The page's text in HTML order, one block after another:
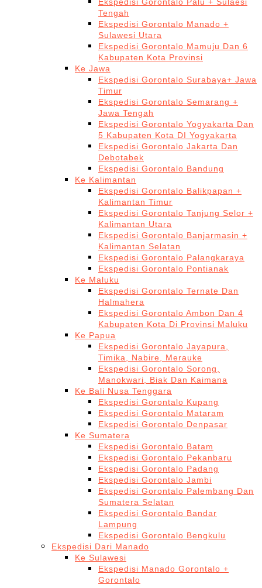
Tengah
Ekspedisi Gorontalo Manado +
Sulawesi Utara
Ekspedisi Gorontalo Mamuju Dan 6
Kabupaten Kota Provinsi
Ke Jawa
Ekspedisi Gorontalo Surabaya+ Jawa
Timur
Ekspedisi Gorontalo Semarang +
Jawa Tengah
Ekspedisi Gorontalo Yogyakarta Dan
5 Kabupaten Kota DI Yogyakarta
Ekspedisi Gorontalo Jakarta Dan
Debotabek
Ekspedisi Gorontalo Bandung
Ke Kalimantan
Ekspedisi Gorontalo Balikpapan +
Kalimantan Timur
Ekspedisi Gorontalo Tanjung Selor +
Kalimantan Utara
Ekspedisi Gorontalo Banjarmasin +
Kalimantan Selatan
Ekspedisi Gorontalo Palangkaraya
Ekspedisi Gorontalo Pontianak
Ke Maluku
Ekspedisi Gorontalo Ternate Dan
Halmahera
Ekspedisi Gorontalo Ambon Dan 4
Kabupaten Kota Di Provinsi Maluku
Ke Papua
Ekspedisi Gorontalo Jayapura,
Timika, Nabire, Merauke
Ekspedisi Gorontalo Sorong,
Manokwari, Biak Dan Kaimana
Ke Bali Nusa Tenggara
Ekspedisi Gorontalo Kupang
Ekspedisi Gorontalo Mataram
Ekspedisi Gorontalo Denpasar
Ke Sumatera
Ekspedisi Gorontalo Batam
Ekspedisi Gorontalo Pekanbaru
Ekspedisi Gorontalo Padang
Ekspedisi Gorontalo Jambi
Ekspedisi Gorontalo Palembang Dan
Sumatera Selatan
Ekspedisi Gorontalo Bandar
Lampung
Ekspedisi Gorontalo Bengkulu
Ekspedisi Dari Manado
Ke Sulawesi
Ekspedisi Manado Gorontalo +
Gorontalo